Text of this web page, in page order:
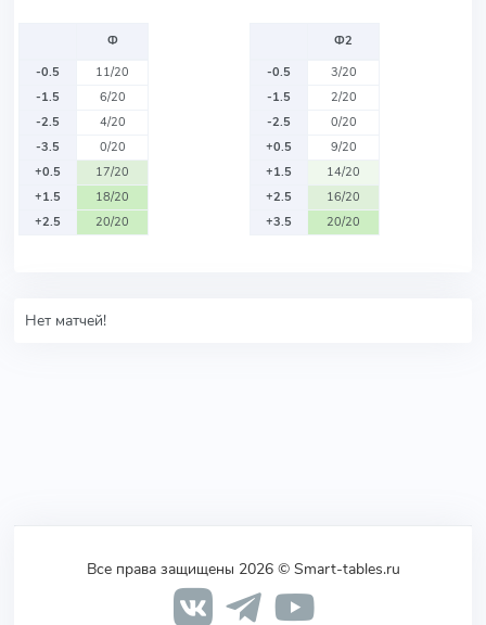
Ф
-0.5
11/20
-1.5
6/20
-2.5
4/20
-3.5
0/20
+0.5
17/20
+1.5
18/20
+2.5
20/20
Ф2
-0.5
3/20
-1.5
2/20
-2.5
0/20
+0.5
9/20
+1.5
14/20
+2.5
16/20
+3.5
20/20
Нет матчей!
Все права защищены 2026 © Smart-tables.ru